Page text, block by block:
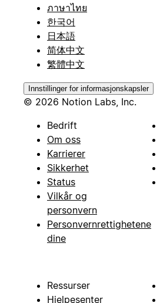
ภาษาไทย
한국어
日本語
简体中文
繁體中文
Innstillinger for informasjonskapsler
© 2026 Notion Labs, Inc.
Bedrift
Om oss
Karrierer
Sikkerhet
Status
Vilkår og
personvern
Personvernrettighetene
dine
Ressurser
Hjelpesenter